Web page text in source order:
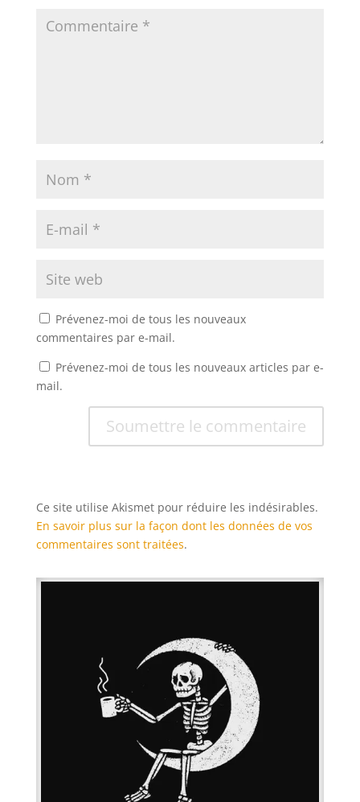
Prévenez-moi de tous les nouveaux
commentaires par e-mail.
Prévenez-moi de tous les nouveaux articles par e-
mail.
Soumettre le commentaire
Ce site utilise Akismet pour réduire les indésirables.
En savoir plus sur la façon dont les données de vos
commentaires sont traitées.